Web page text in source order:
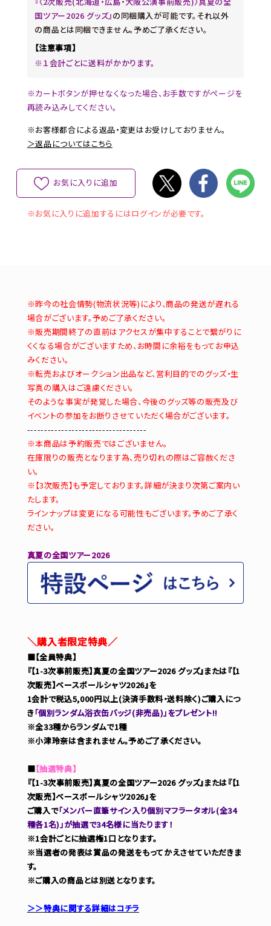
国ツアー2026 グッズ』の同梱購入が可能です。それ以外
の商品とは同梱できません。予めご了承ください。
【注意事項】
※１会計ごとに送料がかかります。
※カートボタンが押せなくなった場合、お手数ですがページを
再読み込みしてください。
※お客様都合による返品・変更はお受けしておりません。
＞返品についてはこちら
お気に入りに追加
※お気に入りに追加するにはログインが必要です。
※昨今の社会情勢(物流状況等)により、商品の発送が遅れる
場合がございます。予めご了承ください。
※販売期間終了の直前はアクセスが集中することで繋がりに
くくなる場合がございますため、お時間に余裕をもってお申込
みください。
※転売およびオークション出品など、営利目的でのグッズ・生
写真の購入はご遠慮ください。
そのような事実が発覚した場合、今後のグッズ等の販売及び
イベントの参加をお断りさせていただく場合がございます。
-----------------------------------
※本商品は予約販売ではございません。
在庫限りの販売となります為、売り切れの際はご容赦くださ
い。
※【3次販売】も予定しております。詳細が決まり次第ご案内い
たします。
ラインナップは変更になる可能性もございます。予めご了承く
ださい。
真夏の全国ツアー2026
＼購入者限定特典／
■【全員特典】
『【1-3次事前販売】真夏の全国ツアー2026 グッズ』または『【1
次販売】ベースボールシャツ2026』を
1会計で税込5,000円以上(決済手数料・送料除く)ご購入につ
き「個別ランダム浴衣缶バッジ(非売品)」をプレゼント!!
※全33種からランダムで1種
※小津玲奈は含まれません。予めご了承ください。
■【抽選特典】
『【1-3次事前販売】真夏の全国ツアー2026 グッズ』または『【1
次販売】ベースボールシャツ2026』を
ご購入で「メンバー直筆サイン入り個別マフラータオル(全34
種各1名)」が抽選で34名様に当たります！
※1会計ごとに抽選権1口となります。
※当選者の発表は賞品の発送をもってかえさせていただきま
す。
※ご購入の商品とは別送となります。
＞＞特典に関する詳細はコチラ